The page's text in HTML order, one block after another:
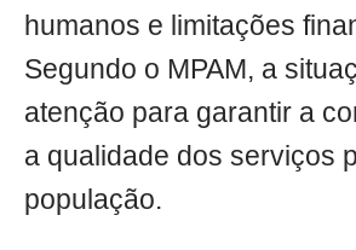
humanos e limitações
Segundo o MPAM, a
atenção para garantir a
a qualidade dos serviços
população.